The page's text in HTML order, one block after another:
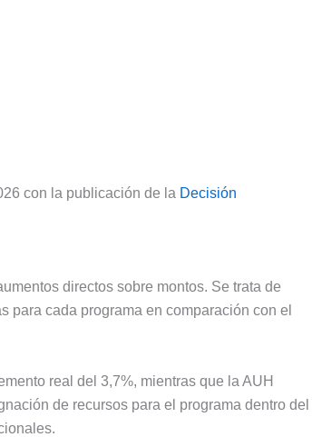
con la publicación de la Decisión
directos sobre montos. Se trata de
cada programa en comparación con el
real del 3,7%, mientras que la AUH
de recursos para el programa dentro del